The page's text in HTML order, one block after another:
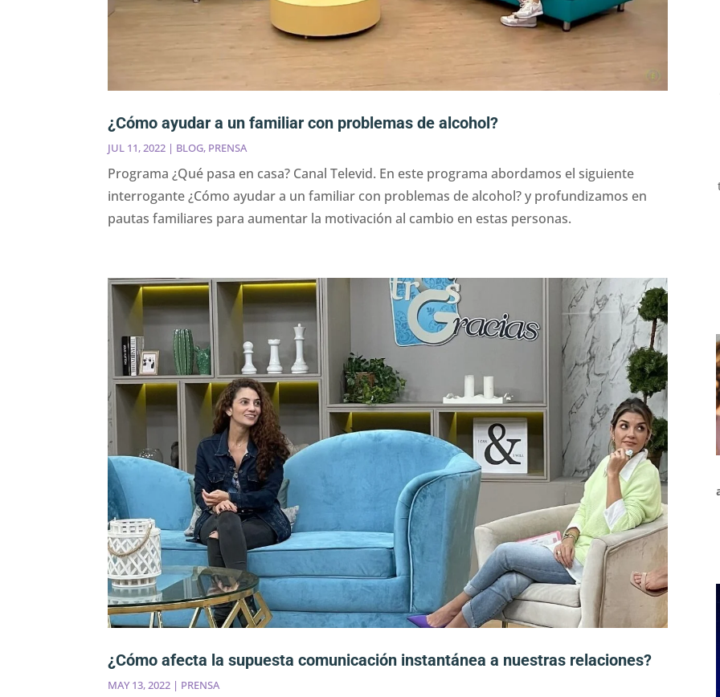
¿Cómo ayudar a un familiar con problemas de alcohol?
JUL 11, 2022 | BLOG, PRENSA
Programa ¿Qué pasa en casa? Canal Televid. En este programa abordamos el siguiente
interrogante ¿Cómo ayudar a un familiar con problemas de alcohol? y profundizamos en
pautas familiares para aumentar la motivación al cambio en estas personas.
¿Cómo afecta la supuesta comunicación instantánea a nuestras relaciones?
MAY 13, 2022 | PRENSA